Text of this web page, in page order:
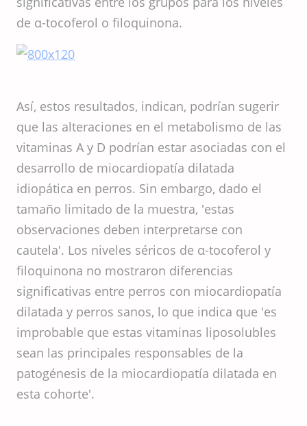
de α-tocoferol o filoquinona.
Así, estos resultados, indican, podrían sugerir
que las alteraciones en el metabolismo de las
vitaminas A y D podrían estar asociadas con el
desarrollo de miocardiopatía dilatada
idiopática en perros. Sin embargo, dado el
tamaño limitado de la muestra, 'estas
observaciones deben interpretarse con
cautela'. Los niveles séricos de α-tocoferol y
filoquinona no mostraron diferencias
significativas entre perros con miocardiopatía
dilatada y perros sanos, lo que indica que 'es
improbable que estas vitaminas liposolubles
sean las principales responsables de la
patogénesis de la miocardiopatía dilatada en
esta cohorte'.